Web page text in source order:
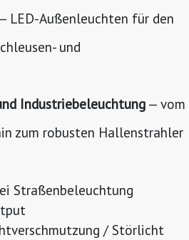
LED-Außenleuchten für den
und
Industriebeleuchtung — vom
zum robusten Hallenstrahler
Straßenbeleuchtung
/ Störlicht